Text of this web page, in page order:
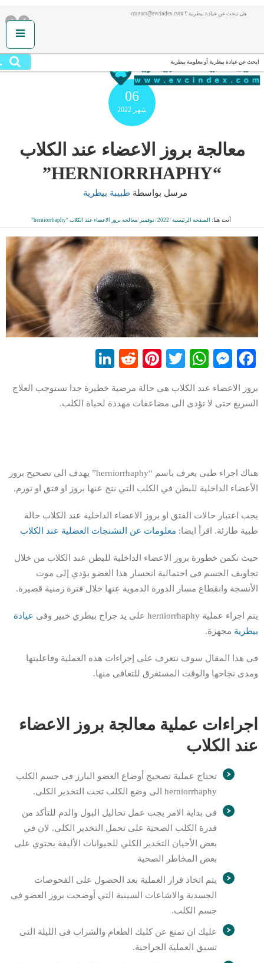
هل تبحث عن عيادة بيطرية ؟ contact@evcindex.com
ابحث عن عيادة بيطرية أو معلومة بيطرية
06
شهر 2022
معالجة بروز الاعضاء عند الكلاب
“HERNIORRHAPHY”
مرسل بواسطة طبيبة بيطرية
أنت هنا: الصفحة الرئيسية/
2022
/ نوفمبر /معالجة بروز الاعضاء عند الكلاب “herniorrhaphy”
Facebook
Messenger
WhatsApp
Twitter
Pinterest
Reddit
بروز الاعضاء عند الكلاب هى حالة مرضية خطيرة جدا تستوجب العلاج
السريع حتى لا تؤدى الى مضاعفات مهددة لحياة الكلب.
هناك اجراء طبى يعرف باسم “herniorrhaphy” يهدف الى تصحيح بروز
الأعضاء الداخلية للبطن في الكلب التي نتج عنها بروز او فتق او تورم.
يجب اعتبار حالات الفتق او بروز الاعضاء الداخلية عند الكلاب حالة
طبية طارئة. اقرأ ايضا: معلومات عن التشنجات العضلية عند الكلاب
حيث تكمن خطورة بروز الاعضاء الداخلية للبطن عند الكلاب من خلال
تجاويف الجسم فى احتمالية انحسار هذا العضو يؤدي إلى موت
الأنسجة وانقطاع مسار الدورة الدموية عنها خلال فترة زمنية قصيرة.
يتم اجراء عملية herniorrhaphy على يد جراح بيطري خبير وفى
عيادة
بيطرية مجهزة.
فى هذا المقال سوف نتعرف على إجراءات هذه العملية وفاعليتها
ومدى نجاحها والوقت المستغرق للتعافى منها.
اجراءات عملية معالجة بروز الاعضاء
عند الكلاب
تحتاج عملية تصحيح أوضاع العضو البارز فى جسم الكلب
herniorrhaphy الى وضع الكلب تحت التخدير الكلى.
فى بداية الامر يجب عمل تحاليل البول والدم للتأكد من
قدرة الكلب الصحية على تحمل التخدير الكلى. لان في
بعض الأحيان التخدير الكلي للحيوانات الأليفة يحتوي على
بعض المخاطر الصحية
يتم اتخاذ قرار العملية بعد الحصول على الفحوصات
الجسدية والاشاعات السينية التي أوضحت بروز العضو فى
جسم الكلب.
عليك ان تمنع عن كلبك الطعام والشراب فى الليلة التى
تسبق العملية الجراحية.